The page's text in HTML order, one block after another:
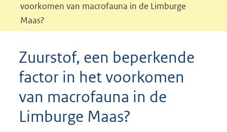
voorkomen van macrofauna in de Limburge
Maas?
Zuurstof, een beperkende
factor in het voorkomen
van macrofauna in de
Limburge Maas?